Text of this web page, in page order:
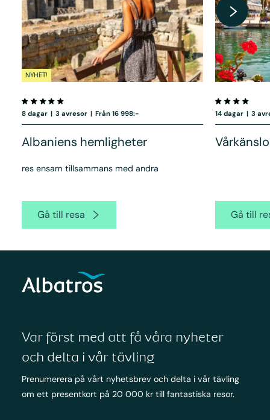
NYHET!
8 dagar | 3 avresor | Från 16 998:-
Albaniens hemligheter
res ensam tillsammans med andra
Gå till resa
14 dagar | 3
Gå till
Var först med att få våra nyheter
och delta i vår tävling
Prenumerera på vårt nyhetsbrev och delta i vår tävling
om ett presentkort på 20 000 kr till fantastiska resor.